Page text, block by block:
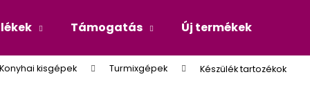
Támogatás Új termékek
Konyhai kisgépek Turmixgépek Készülék tartozékok
Mit keres?